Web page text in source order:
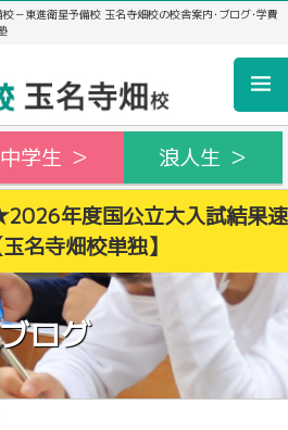
－東進衛星予備校 玉名寺畑校の校舎案内･ブログ･学費
中学生 ＞
浪人生 ＞
年度国公立大入試結果速
名寺畑校単独】
ブログ